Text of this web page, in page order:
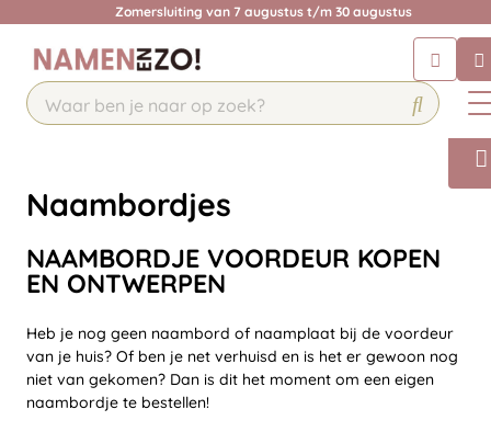
Zomersluiting van 7 augustus t/m 30 augustus
Chatbot
Chat 24/7 met onze chatbot voor
Naambordjes
NAAMBORDJE VOORDEUR KOPEN
EN ONTWERPEN
Heb je nog geen naambord of naamplaat bij de voordeur
van je huis? Of ben je net verhuisd en is het er gewoon nog
niet van gekomen? Dan is dit het moment om een eigen
naambordje te bestellen!